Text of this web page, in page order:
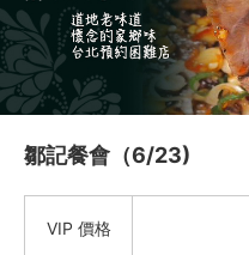
Blog
會員服務
社群
愛飯團FB粉絲團
VIP 價格
鄒記餐會（6/23)